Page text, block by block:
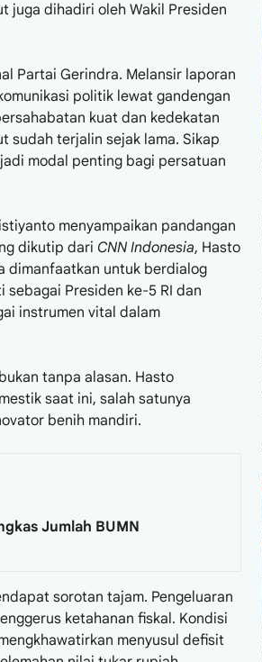
juga dihadiri oleh Wakil Presiden
Partai Gerindra. Melansir laporan
politik lewat gandengan
kuat dan kedekatan
sudah terjalin sejak lama. Sikap
modal penting bagi persatuan
menyampaikan pandangan
dikutip dari CNN Indonesia, Hasto
dimanfaatkan untuk berdialog
sebagai Presiden ke-5 RI dan
instrumen vital dalam
tanpa alasan. Hasto
saat ini, salah satunya
benih mandiri.
Jumlah BUMN
sorotan tajam. Pengeluaran
ketahanan fiskal. Kondisi
menyusul defisit